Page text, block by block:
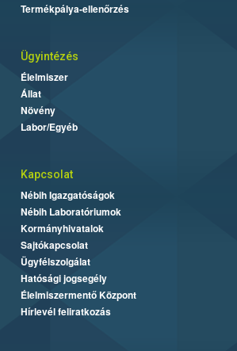
Termékpálya-ellenőrzés
Ügyintézés
Élelmiszer
Állat
Növény
Labor/Egyéb
Kapcsolat
Nébih Igazgatóságok
Nébih Laboratóriumok
Kormányhivatalok
Sajtókapcsolat
Ügyfélszolgálat
Hatósági jogsegély
Élelmiszermentő Központ
Hírlevél feliratkozás